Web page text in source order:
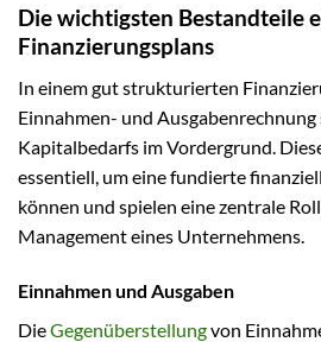
Die wichtigsten Bestandteile
Finanzierungsplans
In einem gut strukturierten
Einnahmen- und
Kapitalbedarfs im Vordergrund.
essentiell, um eine fundierte
können und spielen eine zentrale
Management eines Unternehmens.
Einnahmen und Ausgaben
DieGegenüberstellungvon